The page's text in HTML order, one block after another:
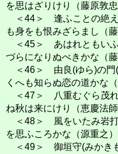
を思はざりけり（藤原敦忠
＜44＞ 逢ふことの絶え
も身をも恨みざらまし（藤
＜45＞ あはれともいふ
づらになりぬべきかな（藤
＜46＞ 由良(ゆら)の門(
くへも知らぬ恋の道かな（
＜47＞ 八重むぐら茂れ
ね秋は来にけり（恵慶法師
＜48＞ 風をいたみ岩打
を思ふころかな（源重之）
＜49＞ 御垣守(みかき